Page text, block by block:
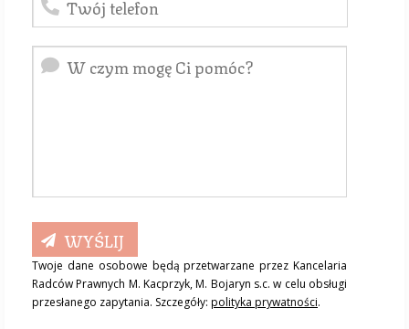
Twoje dane osobowe będą przetwarzane przez Kancelaria
Radców Prawnych M. Kacprzyk, M. Bojaryn s.c. w celu obsługi
przesłanego zapytania. Szczegóły: polityka prywatności.